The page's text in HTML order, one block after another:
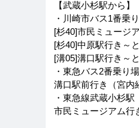
【武蔵小杉駅から】
・川崎市バス1番乗
[杉40]市民ミュージ
[杉40]中原駅行き～
[溝05]溝口駅行き～
・東急バス2番乗り
溝口駅前行き（宮
・東急線武蔵小杉
市民ミュージアム行